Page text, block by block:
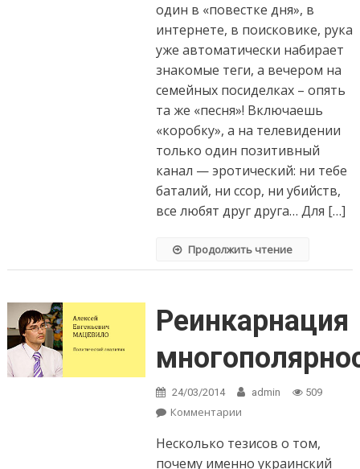
один в «повестке дня», в
интернете, в поисковике, рука
уже автоматически набирает
знакомые теги, а вечером на
семейных посиделках – опять
та же «песня»! Включаешь
«коробку», а на телевидении
только один позитивный
канал — эротический: ни тебе
баталий, ни ссор, ни убийств,
все любят друг друга… Для […]
Продолжить чтение
Реинкарнация
24/03/2014 admin 509
Комментарии
Несколько тезисов о том,
почему именно украинский